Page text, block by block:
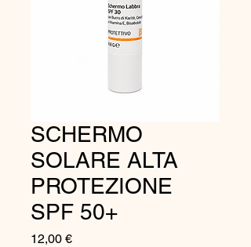
SCHERMO
SOLARE ALTA
PROTEZIONE
SPF 50+
12,00 €Prezzo